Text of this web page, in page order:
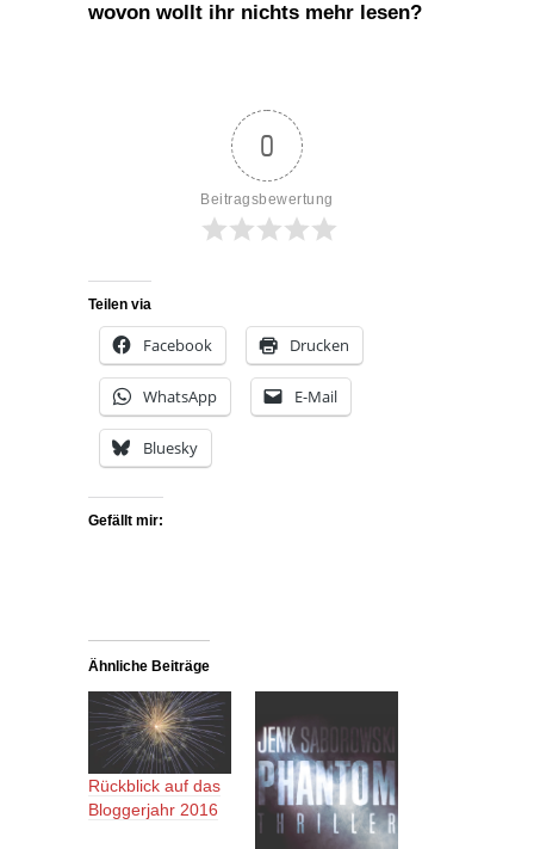
wovon wollt ihr nichts mehr lesen?
0
Beitragsbewertung
Teilen via
Facebook Drucken
WhatsApp E-Mail
Bluesky
Gefällt mir:
Ähnliche Beiträge
Rückblick auf das
Bloggerjahr 2016